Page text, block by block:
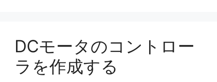
DCモータのコントロー
ラを作成する